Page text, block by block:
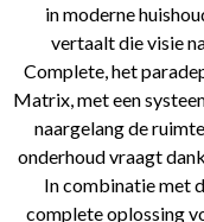
in moderne
vertaalt die visie
Complete, het
Matrix, met een
naargelang de
onderhoud vraagt
In combinatie met
complete oplossing